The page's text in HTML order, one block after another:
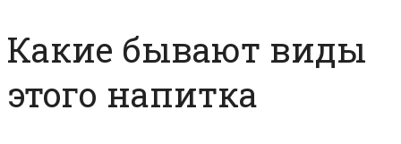
Какие бывают виды
этого напитка